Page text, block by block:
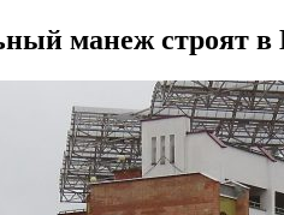
манеж строят в